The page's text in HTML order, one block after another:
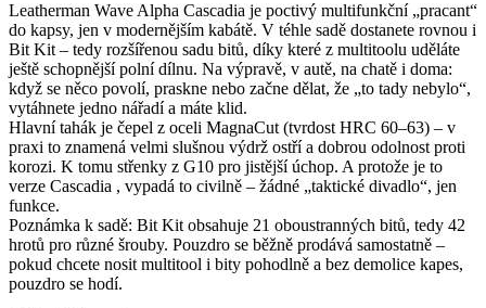
Leatherman Wave Alpha Cascadia je poctivý multifunkční „pracant“
do kapsy, jen v modernějším kabátě. V téhle sadě dostanete rovnou i
Bit Kit – tedy rozšířenou sadu bitů, díky které z multitoolu uděláte
ještě schopnější polní dílnu. Na výpravě, v autě, na chatě i doma:
když se něco povolí, praskne nebo začne dělat, že „to tady nebylo“,
vytáhnete jedno nářadí a máte klid.
Hlavní tahák je čepel z oceli MagnaCut (tvrdost HRC 60–63) – v
praxi to znamená velmi slušnou výdrž ostří a dobrou odolnost proti
korozi. K tomu střenky z G10 pro jistější úchop. A protože je to
verze Cascadia , vypadá to civilně – žádné „taktické divadlo“, jen
funkce.
Poznámka k sadě: Bit Kit obsahuje 21 oboustranných bitů, tedy 42
hrotů pro různé šrouby. Pouzdro se běžně prodává samostatně –
pokud chcete nosit multitool i bity pohodlně a bez demolice kapes,
pouzdro se hodí.